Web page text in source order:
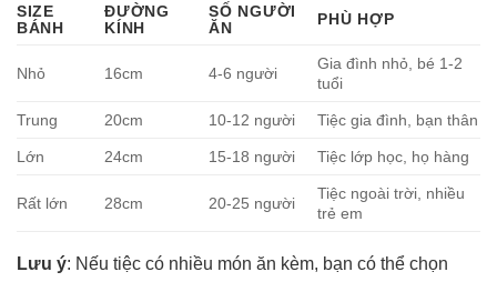
SIZE
BÁNH
ĐƯỜNG
KÍNH
SỐ NGƯỜI
ĂN
PHÙ HỢP
Nhỏ 16cm 4-6 người
Gia đình nhỏ, bé 1-2
tuổi
Trung 20cm 10-12 người Tiệc gia đình, bạn thân
Lớn 24cm 15-18 người Tiệc lớp học, họ hàng
Rất lớn 28cm 20-25 người
Tiệc ngoài trời, nhiều
trẻ em
Lưu ý: Nếu tiệc có nhiều món ăn kèm, bạn có thể chọn